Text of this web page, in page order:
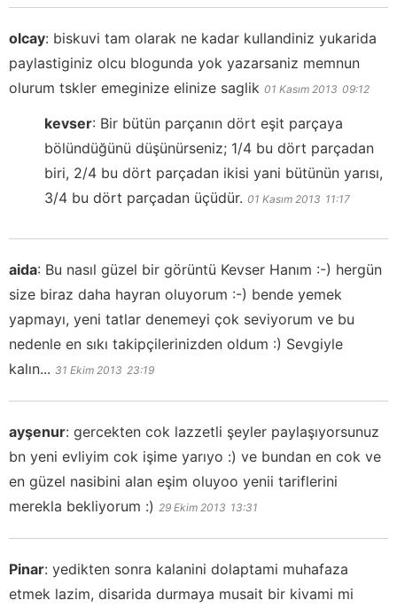
olcay: biskuvi tam olarak ne kadar kullandiniz yukarida
paylastiginiz olcu blogunda yok yazarsaniz memnun
olurum tskler emeginize elinize saglik 01 Kasım 2013 09:12
kevser: Bir bütün parçanın dört eşit parçaya
bölündüğünü düşünürseniz; 1/4 bu dört parçadan
biri, 2/4 bu dört parçadan ikisi yani bütünün yarısı,
3/4 bu dört parçadan üçüdür. 01 Kasım 2013 11:17
aida: Bu nasıl güzel bir görüntü Kevser Hanım :-) hergün
size biraz daha hayran oluyorum :-) bende yemek
yapmayı, yeni tatlar denemeyi çok seviyorum ve bu
nedenle en sıkı takipçilerinizden oldum :) Sevgiyle
kalın... 31 Ekim 2013 23:19
ayşenur: gercekten cok lazzetli şeyler paylaşıyorsunuz
bn yeni evliyim cok işime yarıyo :) ve bundan en cok ve
en güzel nasibini alan eşim oluyoo yenii tariflerini
merekla bekliyorum :) 29 Ekim 2013 13:31
Pinar: yedikten sonra kalanini dolaptami muhafaza
etmek lazim, disarida durmaya musait bir kivami mi